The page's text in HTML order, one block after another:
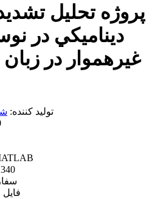
پروژه تحليل
ديناميکي در
غيرهموار در
تولید کننده: